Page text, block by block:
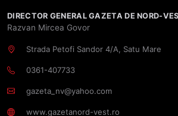
DIRECTOR GENERAL GAZETA DE NORD-
Razvan Mircea Govor
Strada Petofi Sandor 4/A, Satu Mare
0361-407733
gazeta_nv@yahoo.com
www.gazetanord-vest.ro